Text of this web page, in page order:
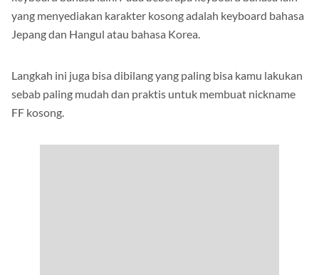
yang menyediakan karakter kosong adalah keyboard bahasa
Jepang dan Hangul atau bahasa Korea.
Langkah ini juga bisa dibilang yang paling bisa kamu lakukan
sebab paling mudah dan praktis untuk membuat nickname
FF kosong.